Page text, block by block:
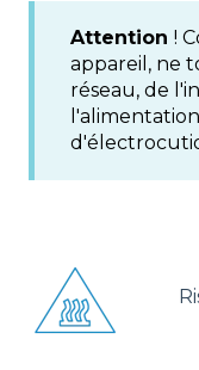
Attention !
appareil, ne
réseau, de